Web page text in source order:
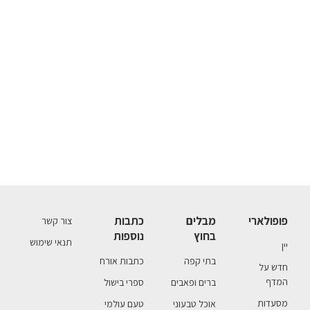
פופולארי
יין
חדש על
המדף
מסעדות
מבלים
בחוץ
בתי קפה
ברים ופאבים
אוכל טבעוני
כתבות
נוספות
כתבות אורח
ספרי בישול
טעם עולמי
צור קשר
תנאי שימוש